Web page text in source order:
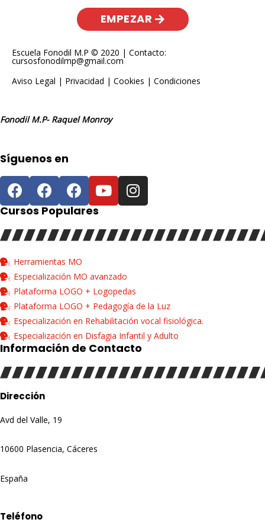
EMPEZAR
Escuela Fonodil M.P © 2020 | Contacto:
cursosfonodilmp@gmail.com
Aviso Legal | Privacidad | Cookies | Condiciones
Fonodil M.P- Raquel Monroy
Síguenos en
Cursos Populares
Herramientas MO
Especialización MO avanzado
Plataforma LOGO + Logopedas
Plataforma LOGO + Pedagogía de la Luz
Especialización en Rehabilitación vocal fisiológica.
Especialización en Disfagia Infantil y Adulto
Información de Contacto
Dirección
Avd del Valle, 19
10600 Plasencia, Cáceres
España
Teléfono